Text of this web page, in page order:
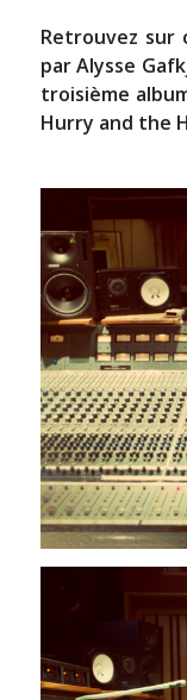
Retrouvez sur
parAlysse
troisième
Hurry and the